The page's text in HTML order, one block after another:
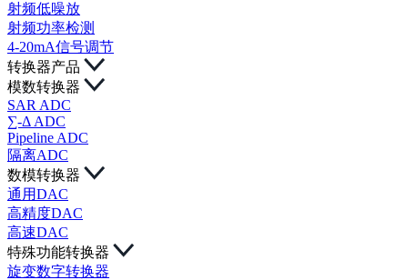
射频低噪放
射频功率检测
4-20mA信号调节
转换器产品
模数转换器
SAR ADC
∑-Δ ADC
Pipeline ADC
隔离ADC
数模转换器
通用DAC
高精度DAC
高速DAC
特殊功能转换器
旋变数字转换器